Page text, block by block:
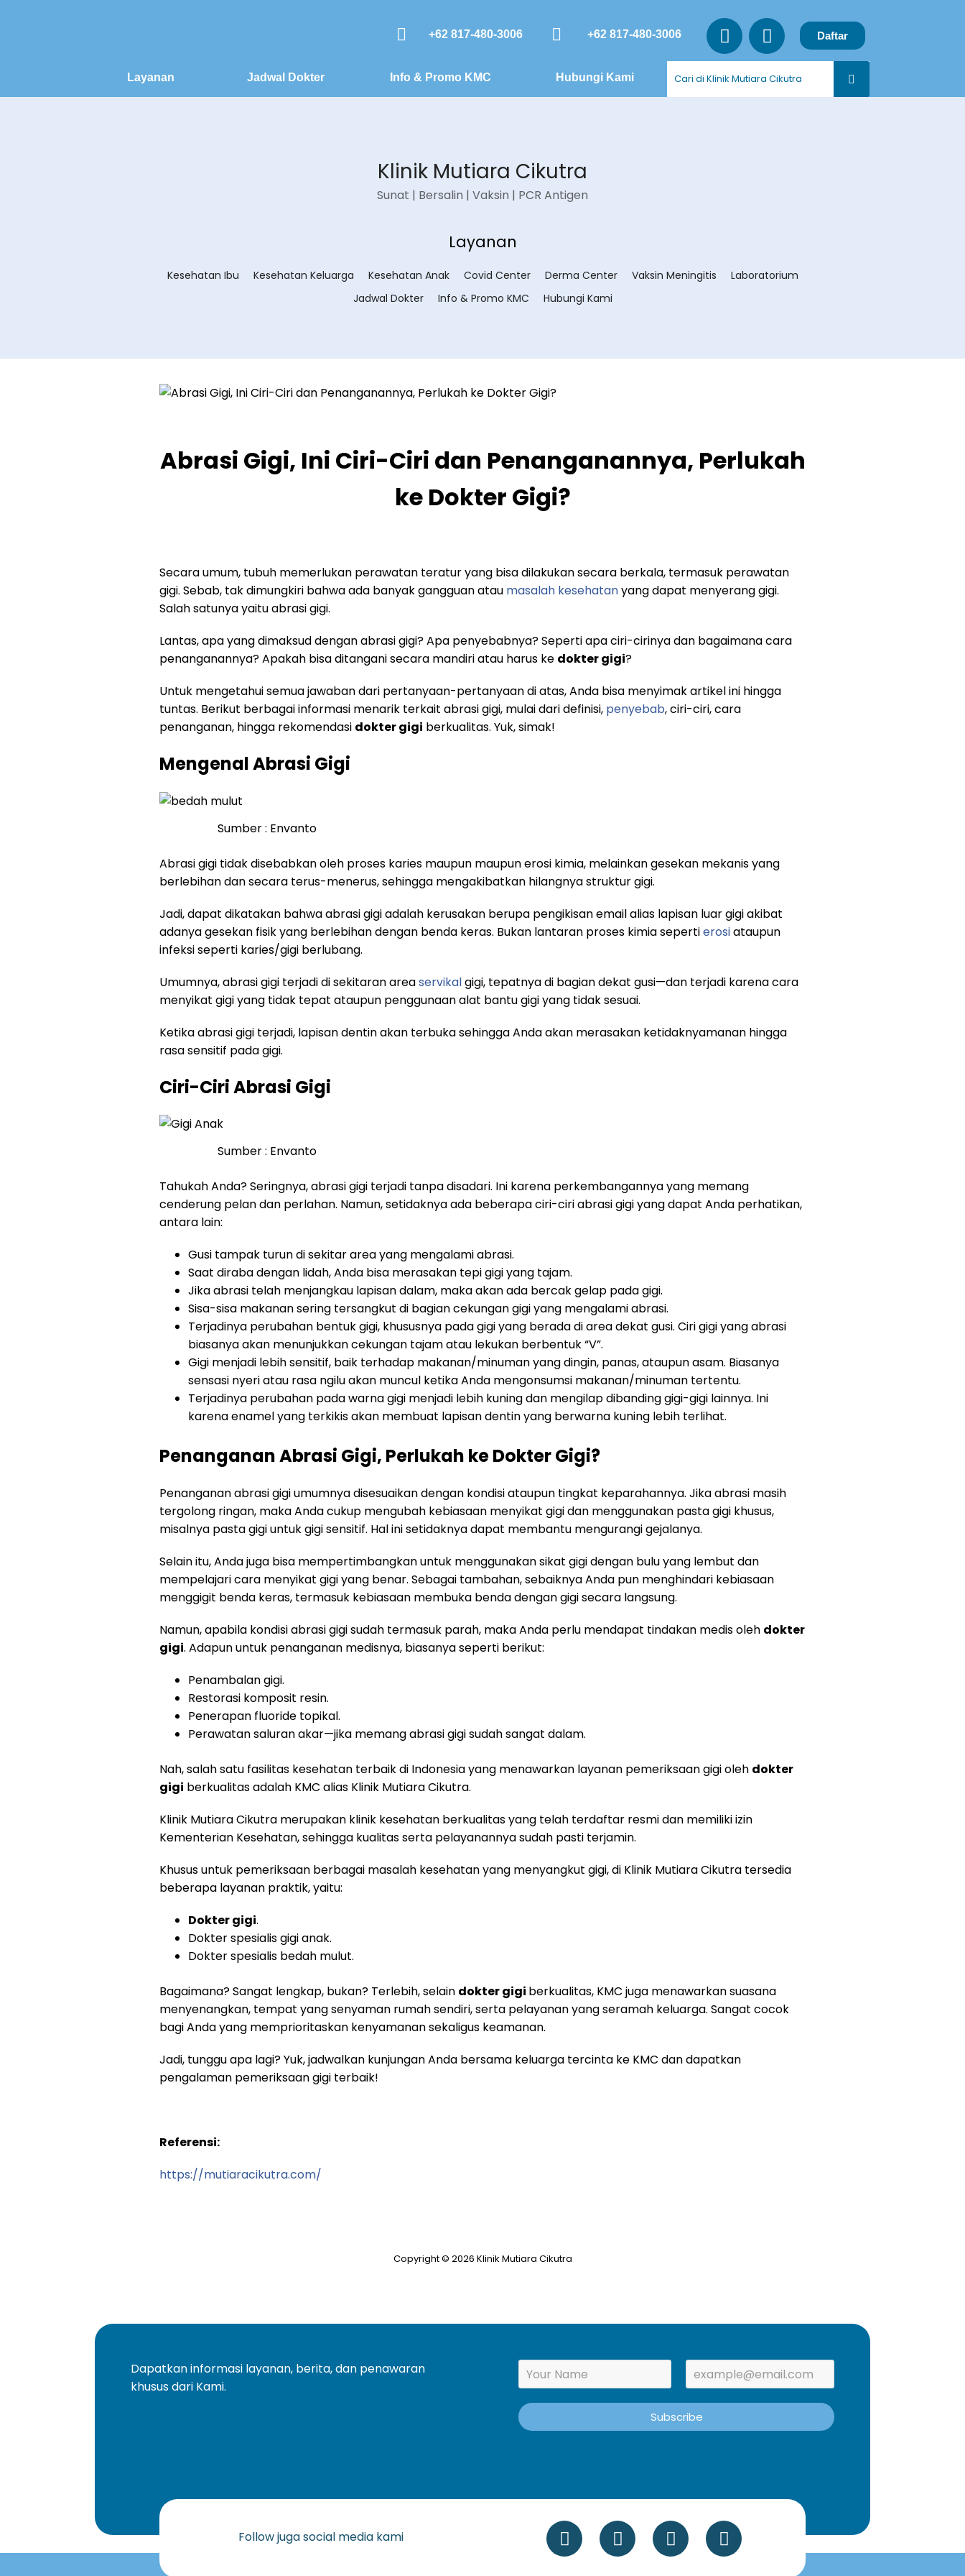
+62 817-480-3006 +62 817-480-3006 Daftar
Layanan Jadwal Dokter Info & Promo KMC Hubungi Kami
Klinik Mutiara Cikutra
Sunat | Bersalin | Vaksin | PCR Antigen
Layanan
Kesehatan Ibu Kesehatan Keluarga Kesehatan Anak Covid Center Derma Center Vaksin Meningitis
Laboratorium
Jadwal Dokter
Info & Promo KMC Hubungi Kami
Abrasi Gigi, Ini Ciri-Ciri dan Penanganannya, Perlukah
ke Dokter Gigi?
Secara umum, tubuh memerlukan perawatan teratur yang bisa dilakukan secara berkala, termasuk perawatan
gigi. Sebab, tak dimungkiri bahwa ada banyak gangguan atau masalah kesehatanyang dapat menyerang gigi.
Salah satunya yaitu abrasi gigi.
Lantas, apa yang dimaksud dengan abrasi gigi? Apa penyebabnya? Seperti apa ciri-cirinya dan bagaimana cara
penanganannya? Apakah bisa ditangani secara mandiri atau harus ke dokter gigi?
Untuk mengetahui semua jawaban dari pertanyaan-pertanyaan di atas, Anda bisa menyimak artikel ini hingga
tuntas. Berikut berbagai informasi menarik terkait abrasi gigi, mulai dari definisi, penyebab, ciri-ciri, cara
penanganan, hingga rekomendasi dokter gigi berkualitas. Yuk, simak!
Mengenal Abrasi Gigi
Sumber : Envanto
Abrasi gigi tidak disebabkan oleh proses karies maupun maupun erosi kimia, melainkan gesekan mekanis yang
berlebihan dan secara terus-menerus, sehingga mengakibatkan hilangnya struktur gigi.
Jadi, dapat dikatakan bahwa abrasi gigi adalah kerusakan berupa pengikisan email alias lapisan luar gigi akibat
adanya gesekan fisik yang berlebihan dengan benda keras. Bukan lantaran proses kimia sepertierosiataupun
infeksi seperti karies/gigi berlubang.
Umumnya, abrasi gigi terjadi di sekitaran areaservikalgigi, tepatnya di bagian dekat gusi—dan terjadi karena cara
menyikat gigi yang tidak tepat ataupun penggunaan alat bantu gigi yang tidak sesuai.
Ketika abrasi gigi terjadi, lapisan dentin akan terbuka sehingga Anda akan merasakan ketidaknyamanan hingga
rasa sensitif pada gigi.
Ciri-Ciri Abrasi Gigi
Sumber : Envanto
Tahukah Anda? Seringnya, abrasi gigi terjadi tanpa disadari. Ini karena perkembangannya yang memang
cenderung pelan dan perlahan. Namun, setidaknya ada beberapa ciri-ciri abrasi gigi yang dapat Anda perhatikan,
antara lain:
Gusi tampak turun di sekitar area yang mengalami abrasi.
Saat diraba dengan lidah, Anda bisa merasakan tepi gigi yang tajam.
Jika abrasi telah menjangkau lapisan dalam, maka akan ada bercak gelap pada gigi.
Sisa-sisa makanan sering tersangkut di bagian cekungan gigi yang mengalami abrasi.
Terjadinya perubahan bentuk gigi, khususnya pada gigi yang berada di area dekat gusi. Ciri gigi yang abrasi
biasanya akan menunjukkan cekungan tajam atau lekukan berbentuk “V”.
Gigi menjadi lebih sensitif, baik terhadap makanan/minuman yang dingin, panas, ataupun asam. Biasanya
sensasi nyeri atau rasa ngilu akan muncul ketika Anda mengonsumsi makanan/minuman tertentu.
Terjadinya perubahan pada warna gigi menjadi lebih kuning dan mengilap dibanding gigi-gigi lainnya. Ini
karena enamel yang terkikis akan membuat lapisan dentin yang berwarna kuning lebih terlihat.
Penanganan Abrasi Gigi, Perlukah ke Dokter Gigi?
Penanganan abrasi gigi umumnya disesuaikan dengan kondisi ataupun tingkat keparahannya. Jika abrasi masih
tergolong ringan, maka Anda cukup mengubah kebiasaan menyikat gigi dan menggunakan pasta gigi khusus,
misalnya pasta gigi untuk gigi sensitif. Hal ini setidaknya dapat membantu mengurangi gejalanya.
Selain itu, Anda juga bisa mempertimbangkan untuk menggunakan sikat gigi dengan bulu yang lembut dan
mempelajari cara menyikat gigi yang benar. Sebagai tambahan, sebaiknya Anda pun menghindari kebiasaan
menggigit benda keras, termasuk kebiasaan membuka benda dengan gigi secara langsung.
Namun, apabila kondisi abrasi gigi sudah termasuk parah, maka Anda perlu mendapat tindakan medis oleh dokter
gigi. Adapun untuk penanganan medisnya, biasanya seperti berikut:
Penambalan gigi.
Restorasi komposit resin.
Penerapan fluoride topikal.
Perawatan saluran akar—jika memang abrasi gigi sudah sangat dalam.
Nah, salah satu fasilitas kesehatan terbaik di Indonesia yang menawarkan layanan pemeriksaan gigi oleh dokter
gigi berkualitas adalah KMC alias Klinik Mutiara Cikutra.
Klinik Mutiara Cikutra merupakan klinik kesehatan berkualitas yang telah terdaftar resmi dan memiliki izin
Kementerian Kesehatan, sehingga kualitas serta pelayanannya sudah pasti terjamin.
Khusus untuk pemeriksaan berbagai masalah kesehatan yang menyangkut gigi, di Klinik Mutiara Cikutra tersedia
beberapa layanan praktik, yaitu:
Dokter gigi.
Dokter spesialis gigi anak.
Dokter spesialis bedah mulut.
Bagaimana? Sangat lengkap, bukan? Terlebih, selain dokter gigi berkualitas, KMC juga menawarkan suasana
menyenangkan, tempat yang senyaman rumah sendiri, serta pelayanan yang seramah keluarga. Sangat cocok
bagi Anda yang memprioritaskan kenyamanan sekaligus keamanan.
Jadi, tunggu apa lagi? Yuk, jadwalkan kunjungan Anda bersama keluarga tercinta ke KMC dan dapatkan
pengalaman pemeriksaan gigi terbaik!
Referensi:
https://mutiaracikutra.com/
Copyright © 2026 Klinik Mutiara Cikutra
Dapatkan informasi layanan, berita, dan penawaran
khusus dari Kami.
Subscribe
Follow juga social media kami